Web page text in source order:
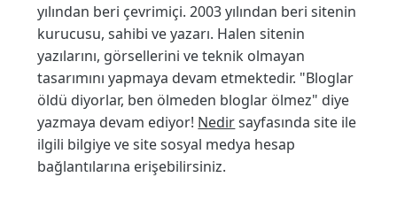
yılından beri çevrimiçi. 2003 yılından beri sitenin
kurucusu, sahibi ve yazarı. Halen sitenin
yazılarını, görsellerini ve teknik olmayan
tasarımını yapmaya devam etmektedir. "Bloglar
öldü diyorlar, ben ölmeden bloglar ölmez" diye
yazmaya devam ediyor! Nedirsayfasında site ile
ilgili bilgiye ve site sosyal medya hesap
bağlantılarına erişebilirsiniz.